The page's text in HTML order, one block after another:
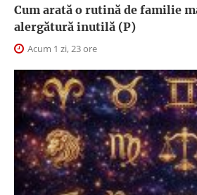
Cum arată o rutină de familie
alergătură inutilă (P)
Acum 1 zi, 23 ore